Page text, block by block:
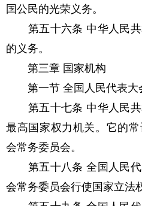
国公民的光荣义务。
第五十六条 中华人民共
的义务。
第三章 国家机构
第一节 全国人民代表大
第五十七条 中华人民共
最高国家权力机关。它的
会常务委员会。
第五十八条 全国人民代
会常务委员会行使国家立法